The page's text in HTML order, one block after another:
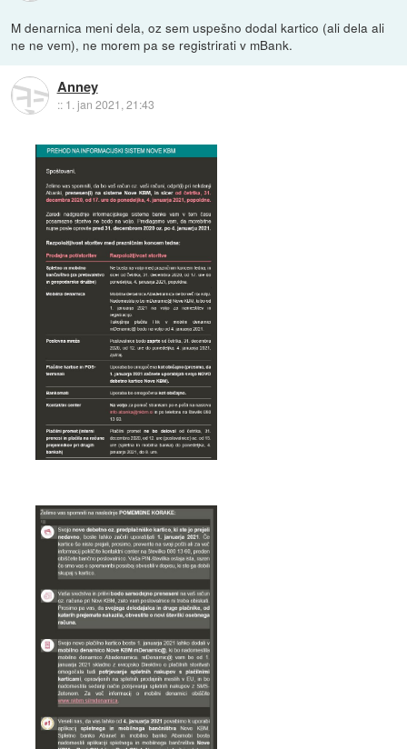
M denarnica meni dela, oz sem uspešno dodal kartico (ali dela ali
ne ne vem), ne morem pa se registrirati v mBank.
Anney
:: 1. jan 2021, 21:43